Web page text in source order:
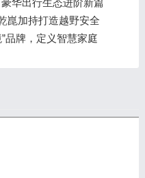
华出行生态进阶新篇
崑加持打造越野安全
品牌，定义智慧家庭